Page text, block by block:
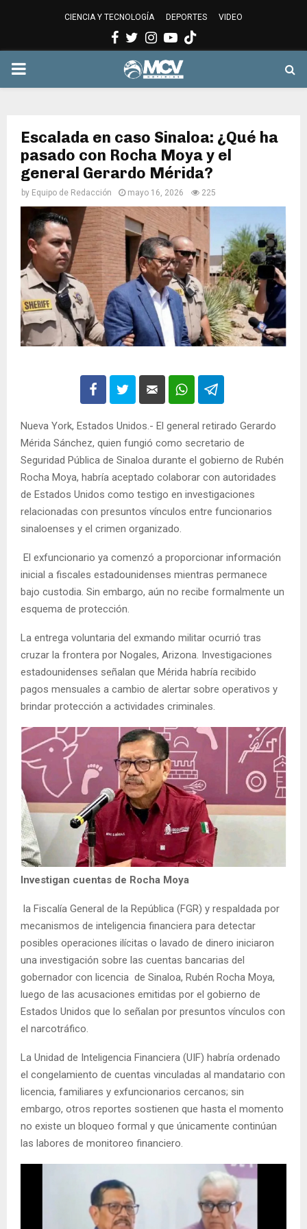
CIENCIA Y TECNOLOGÍA DEPORTES VIDEO
Facebook
Twitter
Instagram
Youtube
PRIMARY
Escalada en caso Sinaloa: ¿Qué ha
pasado con Rocha Moya y el
general Gerardo Mérida?
by Equipo de Redacción mayo 16, 2026 225
Nueva York, Estados Unidos.- El general retirado Gerardo
Mérida Sánchez, quien fungió como secretario de
Seguridad Pública de Sinaloa durante el gobierno de Rubén
Rocha Moya, habría aceptado colaborar con autoridades
de Estados Unidos como testigo en investigaciones
relacionadas con presuntos vínculos entre funcionarios
sinaloenses y el crimen organizado.
El exfuncionario ya comenzó a proporcionar información
inicial a fiscales estadounidenses mientras permanece
bajo custodia. Sin embargo, aún no recibe formalmente un
esquema de protección.
La entrega voluntaria del exmando militar ocurrió tras
cruzar la frontera por Nogales, Arizona. Investigaciones
estadounidenses señalan que Mérida habría recibido
pagos mensuales a cambio de alertar sobre operativos y
brindar protección a actividades criminales.
Investigan cuentas de Rocha Moya
la Fiscalía General de la República (FGR) y respaldada por
mecanismos de inteligencia financiera para detectar
posibles operaciones ilícitas o lavado de dinero iniciaron
una investigación sobre las cuentas bancarias del
gobernador con licencia de Sinaloa, Rubén Rocha Moya,
luego de las acusaciones emitidas por el gobierno de
Estados Unidos que lo señalan por presuntos vínculos con
el narcotráfico.
La Unidad de Inteligencia Financiera (UIF) habría ordenado
el congelamiento de cuentas vinculadas al mandatario con
licencia, familiares y exfuncionarios cercanos; sin
embargo, otros reportes sostienen que hasta el momento
no existe un bloqueo formal y que únicamente continúan
las labores de monitoreo financiero.